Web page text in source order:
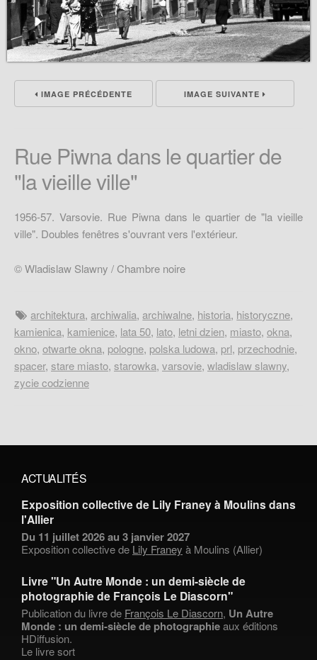
IMAGE PRÉCÉDENTE IMAGE SUIVANTE
Rue Piwna dans le quartier de
"la vieille ville"
1956-57. Varsovie. Rue Piwna dans le quartier de "la vieille
ville". Doubles fenêtres s'ouvrant vers l'extérieur.
© Wladislaw Slawny / Chambre noire
architektura, archiwalia, archiwalne, historia, historyczne,
kamienica, kamienice, lata 50, lato, letni dzien, miasto, okna,
okno, otwarte okna, pologne, polska ludowa, prl, przechodnie,
spacer, stare miasto, starowka, varsovie, wladislaw slawny,
zycie codzienne
ACTUALITÉS
Exposition collective de Lily Franey à Moulins dans
l'Allier
Du 11 juillet 2026 au 3 janvier 2027
Exposition collective de Lily Franey à Moulins (Allier)
Livre "Un Autre Monde : un demi-siècle de
photographie de François Le Diascorn"
Publication du livre de François Le Diascorn, Un Autre
Monde : un demi-siècle de photographieaux éditions
HDiffusion.
Le livre sort